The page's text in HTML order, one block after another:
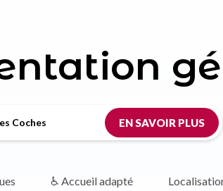
Coches EN SAVOIR PLUS
♿ Accueil adapté